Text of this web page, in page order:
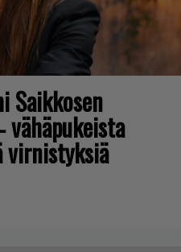
Saikkosen
vähäpukeista
virnistyksiä